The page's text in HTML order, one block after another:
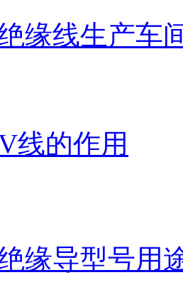
缘线生产车
线的作用
缘导型号用